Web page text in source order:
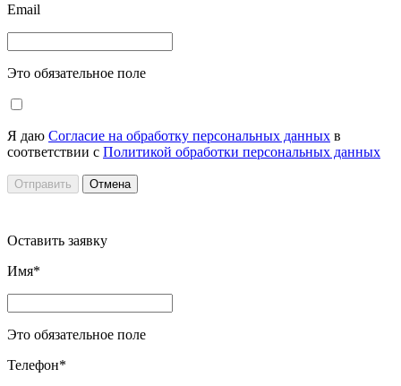
Email
Это обязательное поле
Я даю Согласие на обработку персональных данных в
соответствии с Политикой обработки персональных данных
Отправить Отмена
Оставить заявку
Имя*
Это обязательное поле
Телефон*